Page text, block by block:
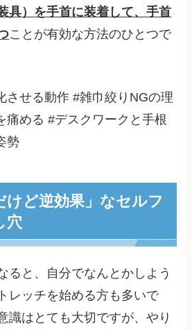
具）を手首に装着して、手首
ことが有効な方法のひとつで
させる動作 #雑巾絞りNGの理
痛める #デスクワークと手根
勢
けど逆効果」なセルフ
穴
ると、自分でなんとかしよう
レッチを始める方も多いで
識はとても大切ですが、やり